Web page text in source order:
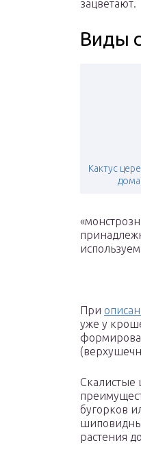
зацветают.
Виды
Кактус
При
уже у
Скалистые
бугорков
растения